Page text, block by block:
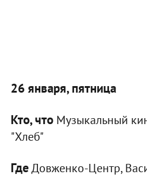
26 января, пятница
Кто, чтоМузыкальный
"Хлеб"
ГдеДовженко-Центр,